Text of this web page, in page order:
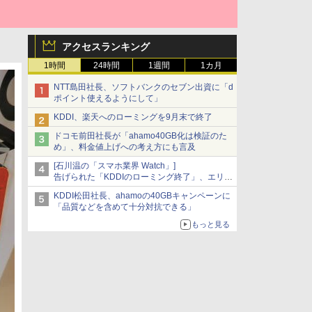
アクセスランキング
1時間 24時間 1週間 1カ月
NTT島田社長、ソフトバンクのセブン出資に「d
ポイント使えるようにして」
KDDI、楽天へのローミングを9月末で終了
ドコモ前田社長が「ahamo40GB化は検証のた
め」、料金値上げへの考え方にも言及
[石川温の「スマホ業界 Watch」]
告げられた「KDDIのローミング終了」、エリア
マップの落とし穴と楽天モバイルの課題
KDDI松田社長、ahamoの40GBキャンペーンに
「品質などを含めて十分対抗できる」
もっと見る